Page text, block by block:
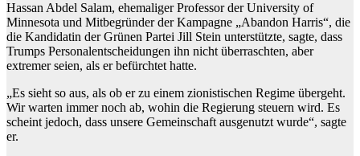
Hassan Abdel Salam, ehemaliger Professor der University of
Minnesota und Mitbegründer der Kampagne „Abandon Harris“, die
die Kandidatin der Grünen Partei Jill Stein unterstützte, sagte, dass
Trumps Personalentscheidungen ihn nicht überraschten, aber
extremer seien, als er befürchtet hatte.
„Es sieht so aus, als ob er zu einem zionistischen Regime übergeht.
Wir warten immer noch ab, wohin die Regierung steuern wird. Es
scheint jedoch, dass unsere Gemeinschaft ausgenutzt wurde“, sagte
er.